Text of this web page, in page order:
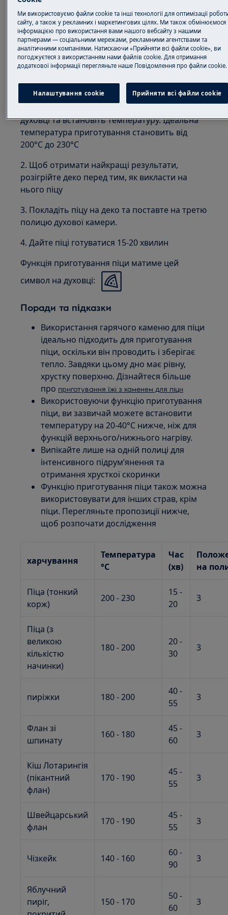
щоб рівномірно пропікати вашу піцу. Ви
також можете використовувати цю функцію
для випікання ідеально хрустких скоринок для
торта, пирога, пирога чи хліба.
приготування піци
духовці та встановіть температуру. Ідеальна
температура приготування становить від
200°C до 230°C
2. Щоб отримати найкращі результати,
розігрійте деко перед тим, як викласти на
нього піцу
3. Покладіть піцу на деко та поставте на третю
полицю духової камери.
4. Дайте піці готуватися 15-20 хвилин
Функція приготування піци матиме цей
символ на духовці:
Поради та підказки
Використання гарячого каменю для піци
ідеально підходить для приготування
піци, оскільки він проводить і зберігає
тепло. Завдяки цьому дно має рівну,
хрустку поверхню. Дізнайтеся більше
про приготування їжі з каменем для піци
Використовуючи функцію приготування
піци, ви зазвичай можете встановити
температуру на 20-40°C нижче, ніж для
функцій верхнього/нижнього нагріву.
Випікайте лише на одній полиці для
інтенсивного підрум’янення та
отримання хрусткої скоринки
Функцію приготування піци також можна
використовувати для інших страв, крім
піци. Перегляньте пропозиції нижче,
щоб розпочати дослідження
харчування
Температура
°C
Час
(хв)
на
Піца (тонкий
корж)
200 - 230
15 -
20
3
Піца (з
великою
кількістю
начинки)
180 - 200
20 -
30
3
пиріжки 180 - 200
40 -
55
3
Флан зі
шпинату
160 - 180
45 -
60
3
Кіш Лотарингія
(пікантний
флан)
170 - 190
45 -
55
3
Швейцарський
флан
170 - 190
45 -
55
3
Чізкейк 140 - 160
60 -
90
3
Яблучний
пиріг,
150 - 170
50 -
60
3
Ми використовуємо файли cookie та інші технології для оптимізації
сайту, а також у рекламних і маркетингових цілях. Ми також обмінюємося
інформацією про використання вами нашого вебсайту з нашими
партнерами — соціальними мережами, рекламними агентствами та
аналітичними компаніями. Натискаючи «Прийняти всі файли cookie», ви
погоджуєтеся з використанням нами файлів cookie. Для отримання
додаткової інформації перегляньте наше Пoвідомлення прo файли cookie.
Налаштування cookie Прийняти всі файли сookie